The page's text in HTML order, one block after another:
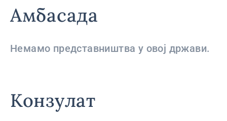
Амбасада
Немамо представништва у овој држави.
Конзулат